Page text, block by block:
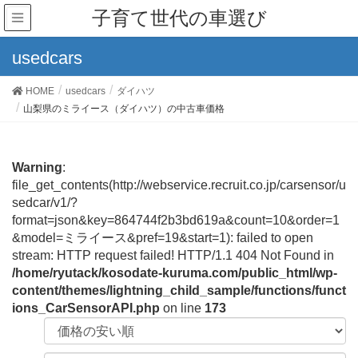
子育て世代の車選び
usedcars
HOME usedcars
ダイハツ
山梨県のミライース（ダイハツ）の中古車価格
Warning:
file_get_contents(http://webservice.recruit.co.jp/carsensor/u
sedcar/v1/?
format=json&key=864744f2b3bd619a&count=10&order=1
&model=ミライース&pref=19&start=1): failed to open
stream: HTTP request failed! HTTP/1.1 404 Not Found in
/home/ryutack/kosodate-kuruma.com/public_html/wp-
content/themes/lightning_child_sample/functions/funct
ions_CarSensorAPI.php on line 173